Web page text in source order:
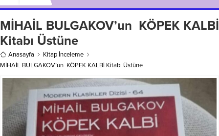
MİHAİL BULGAKOV’un KÖPEK KALBİ
Kitabı Üstüne
Anasayfa
Kitap İnceleme
MİHAİL BULGAKOV’un KÖPEK KALBİ Kitabı Üstüne